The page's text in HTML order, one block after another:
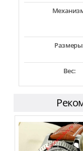
Вес: